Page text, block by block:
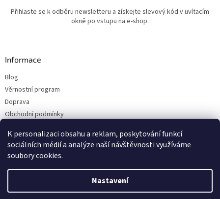
K personalizaci obsahu a reklam, poskytování funkcí
sociálních médií a analýze naší návštěvnosti využíváme
soubory cookies.
Nastavení
Přihlaste se k odběru newsletteru a získejte slevový kód v uvítacím
okně po vstupu na e-shop.
Informace
Blog
Věrnostní program
Doprava
Obchodní podmínky
Kontakty
Vytvořil Shoptet